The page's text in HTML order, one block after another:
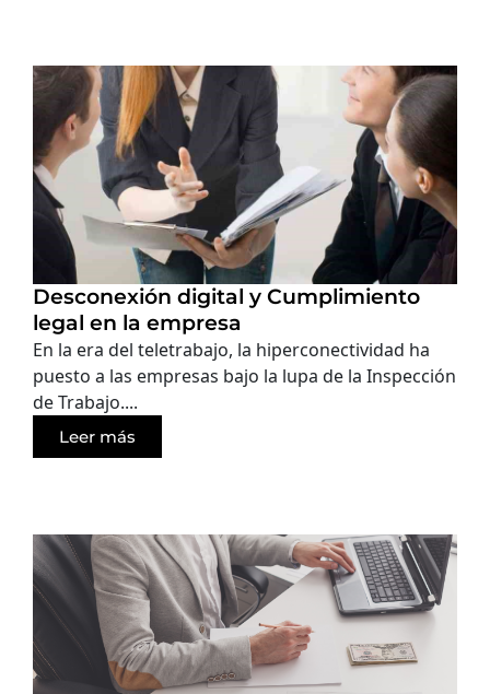
Desconexión digital y Cumplimiento
legal en la empresa
En la era del teletrabajo, la hiperconectividad ha
puesto a las empresas bajo la lupa de la Inspección
de Trabajo....
Leer más